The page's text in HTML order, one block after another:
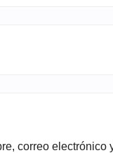
correo electrónico